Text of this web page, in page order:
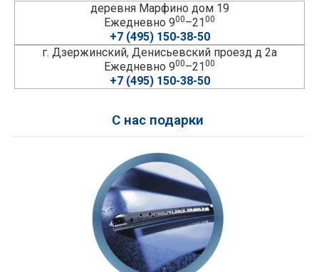
деревня Марфино дом 19
Ежедневно 900–2100
+7 (495) 150-38-50
г. Дзержинский, Денисьевский проезд д 2а
Ежедневно 900–2100
+7 (495) 150-38-50
С нас подарки